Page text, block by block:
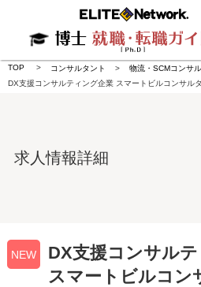
TOP コンサルタント
物流・SCMコンサ
DX支援コンサルティング企業 スマートビルコンサル
求人情報詳細
NEW
DX支援コンサル
スマートビルコン